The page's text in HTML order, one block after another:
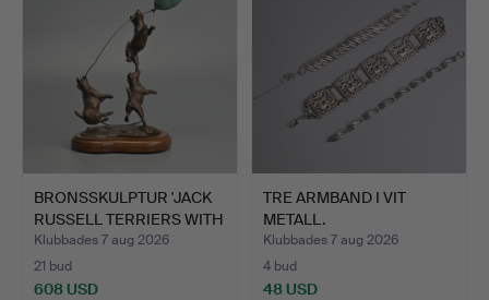
BRONSSKULPTUR 'JACK
RUSSELL TERRIERS WITH
…
Klubbades 7 aug 2026
21 bud
608 USD
TRE ARMBAND I VIT
METALL.
Klubbades 7 aug 2026
4 bud
48 USD